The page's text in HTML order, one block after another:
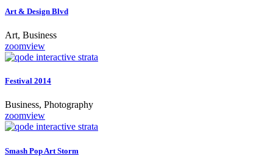
Art & Design Blvd
Art, Business
zoomview
Festival 2014
Business, Photography
zoomview
Smash Pop Art Storm